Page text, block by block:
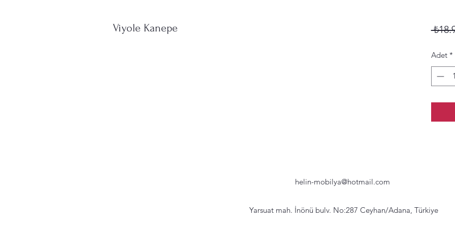
Viyole Kanepe
Adet *
helin-mobilya@hotmail.com
Yarsuat mah. İnönü bulv. No:287 Ceyhan/Adana, Türkiye